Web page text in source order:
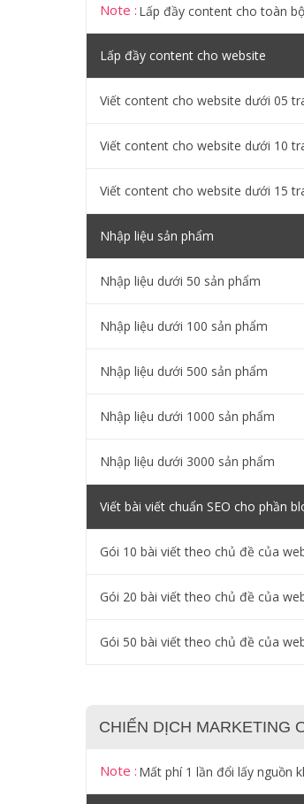
Note : Lấp đầy content cho toàn
Lấp đầy content cho website
Viết content cho website dưới 05
Viết content cho website dưới 10
Viết content cho website dưới 15
Nhập liệu sản phẩm
Nhập liệu dưới 50 sản phẩm
Nhập liệu dưới 100 sản phẩm
Nhập liệu dưới 500 sản phẩm
Nhập liệu dưới 1000 sản phẩm
Nhập liệu dưới 3000 sản phẩm
Viết bài viết chuẩn SEO cho phần
Gói 10 bài viết theo chủ đề của
Gói 20 bài viết theo chủ đề của
Gói 50 bài viết theo chủ đề của
CHIẾN DỊCH MARKETING
Note : Mất phí 1 lần đổi lấy nguồn